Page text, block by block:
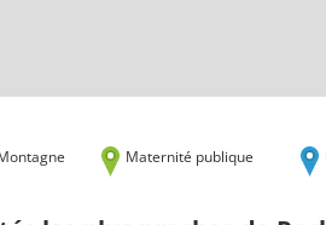
Maternité publique